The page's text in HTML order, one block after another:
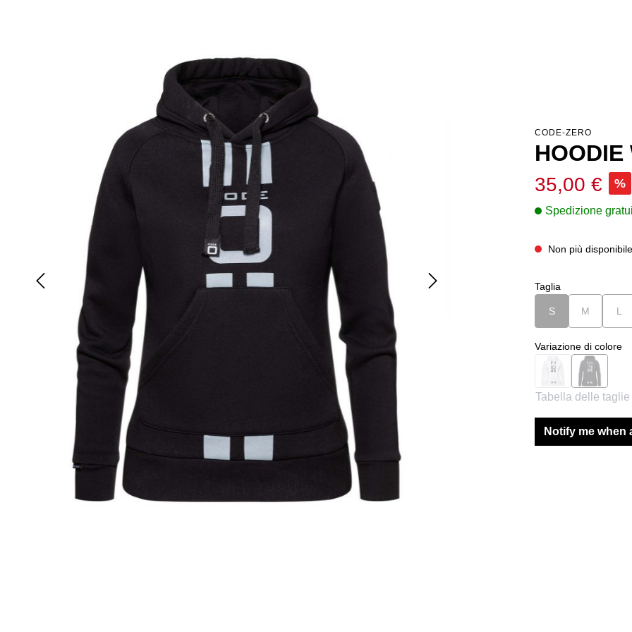
CODE-ZERO
HOODIE
Prezzo di vendita:
35,00 € %
Spedizione
Non più disponibile
Seleziona
Taglia
S(Questa opzione
M (Questa
L
Seleziona
Variazione di colore
White
(Questa opzione
Black
(Questa
Tabella delle taglie
Notify me when